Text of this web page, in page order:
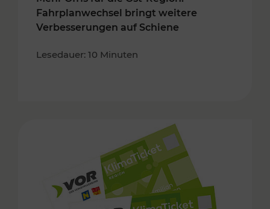
Fahrplanwechsel bringt weitere
Verbesserungen auf Schiene
Lesedauer: 10 Minuten